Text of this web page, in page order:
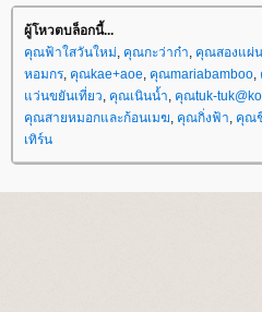
ผู้โหวตบล็อกนี้...
คุณฟ้าใสวันใหม่, คุณกะว่าก๋า, คุณสองแผ่
หอมกร, คุณkae+aoe, คุณmariabamboo,
ว่นขยันเที่ยว, คุณเนินน้ำ, คุณtuk-
คุณสายหมอกและก้อนเมฆ, คุณกิ่งฟ้า, คุณ
เทิร์น